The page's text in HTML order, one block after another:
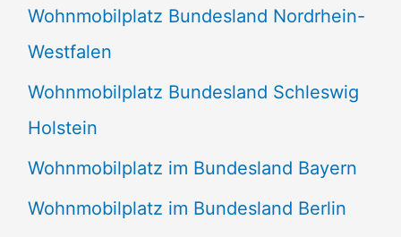
Wohnmobilplatz Bundesland Nordrhein-
Westfalen
Wohnmobilplatz Bundesland Schleswig
Holstein
Wohnmobilplatz im Bundesland Bayern
Wohnmobilplatz im Bundesland Berlin